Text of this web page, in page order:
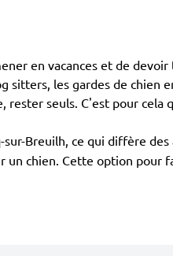
en vacances et de
les gardes de chien
seuls. C'est pour
Breuilh, ce qui diffère
chien. Cette option